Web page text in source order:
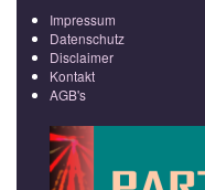
Impressum
Datenschutz
Disclaimer
Kontakt
AGB's